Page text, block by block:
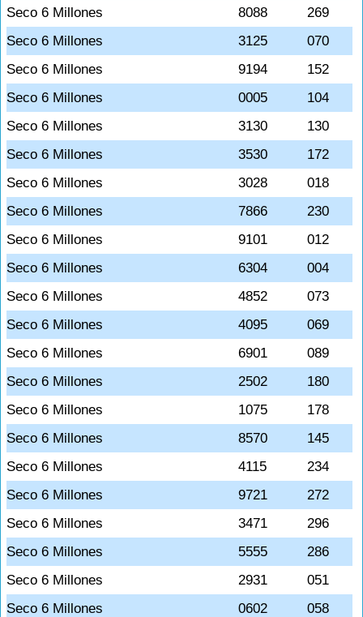
Seco 6 Millones
8088
269
Seco 6 Millones
3125
070
Seco 6 Millones
9194
152
Seco 6 Millones
0005
104
Seco 6 Millones
3130
130
Seco 6 Millones
3530
172
Seco 6 Millones
3028
018
Seco 6 Millones
7866
230
Seco 6 Millones
9101
012
Seco 6 Millones
6304
004
Seco 6 Millones
4852
073
Seco 6 Millones
4095
069
Seco 6 Millones
6901
089
Seco 6 Millones
2502
180
Seco 6 Millones
1075
178
Seco 6 Millones
8570
145
Seco 6 Millones
4115
234
Seco 6 Millones
9721
272
Seco 6 Millones
3471
296
Seco 6 Millones
5555
286
Seco 6 Millones
2931
051
Seco 6 Millones
0602
058